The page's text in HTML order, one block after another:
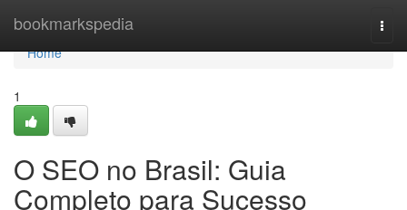
bookmarkspedia
Home
Home
1
O SEO no Brasil: Guia
Completo para Sucesso